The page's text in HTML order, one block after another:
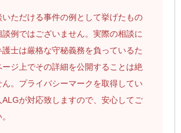
ただける事件の例として挙げたもの
例ではございません。実際の相談に
士は厳格な守秘義務を負っているた
ジ上でその詳細を公開することは絶
。プライバシーマークを取得してい
ALGが対応致しますので、安心してご